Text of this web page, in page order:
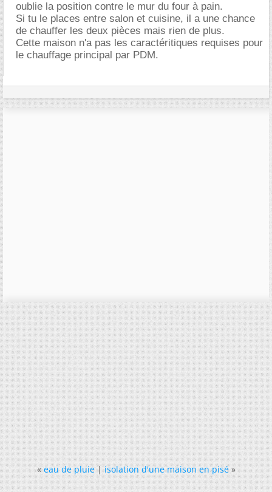
oublie la position contre le mur du four à pain.
Si tu le places entre salon et cuisine, il a une chance
de chauffer les deux pièces mais rien de plus.
Cette maison n'a pas les caractéritiques requises pour
le chauffage principal par PDM.
« eau de pluie|isolation d'une maison en pisé »